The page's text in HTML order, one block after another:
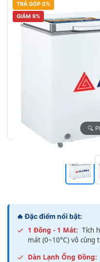
TRẢ GÓP 0%
GIẢM 9%
🔍
🔥 Đặc điểm nổi bật:
1 Đông - 1 Mát: Tích
mát (0~10°C) vô cùng
Dàn Lạnh Ống Đồng: